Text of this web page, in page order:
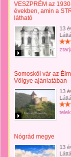
VESZPRÉM az
években, amin a
látható
13
Somoskői vár az
Völgye ajánlatában
13
Nógrád megye
13